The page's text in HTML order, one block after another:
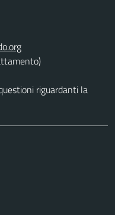
riguardanti la